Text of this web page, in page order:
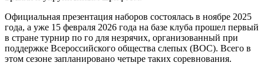
Официальная презентация наборов состоялась в ноябре 2025
года, а уже 15 февраля 2026 года на базе клуба прошел первый
в стране турнир по го для незрячих, организованный при
поддержке Всероссийского общества слепых (ВОС). Всего в
этом сезоне запланировано четыре таких соревнования.